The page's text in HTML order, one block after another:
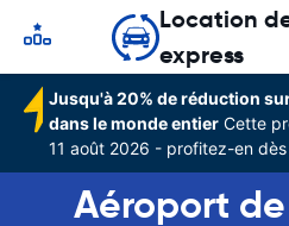
Location
express
Jusqu'à 20% de réduction
dans le monde entier Cette
11 août 2026 - profitez-en
Aéroport